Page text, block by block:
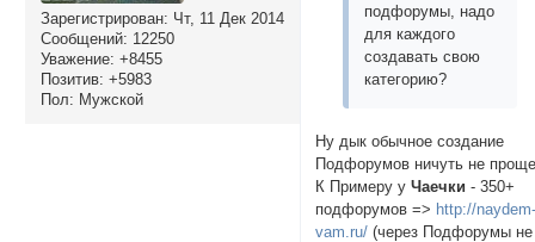
Зарегистрирован: Чт, 11 Дек 2014
Сообщений: 12250
Уважение: +8455
Позитив: +5983
Пол: Мужской
подфорумы, надо
для каждого
создавать свою
категорию?
Ну дык обычное создание
Подфорумов ничуть не
К Примеру уЧаечки - 350+
подфорумов => http://
vam.ru/ (через Подфорумы не